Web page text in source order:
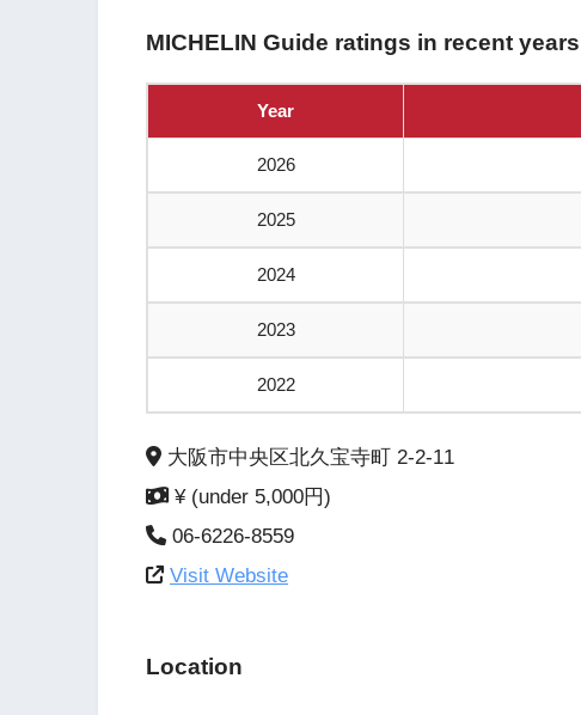
MICHELIN Guide ratings in recent years
Year
2026
2025
2024
2023
2022
大阪市中央区北久宝寺町 2-2-11
¥ (under 5,000円)
06-6226-8559
Visit Website
Location